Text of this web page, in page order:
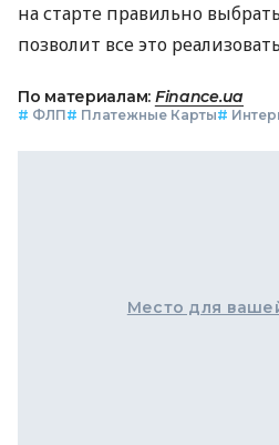
на старте правильно
позволит все это
По материалам: Finance.ua
# ФЛП# Платежные Карты#
Место для